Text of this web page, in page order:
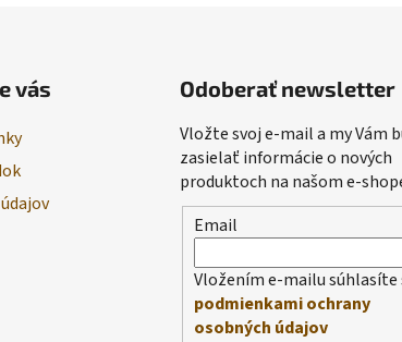
vás Odoberať newsletter
Vložte svoj e-mail a my Vám
zasielať informácie o nových
produktoch na našom e-
Email
Vložením e-mailu súhlasíte
podmienkami ochrany
osobných údajov